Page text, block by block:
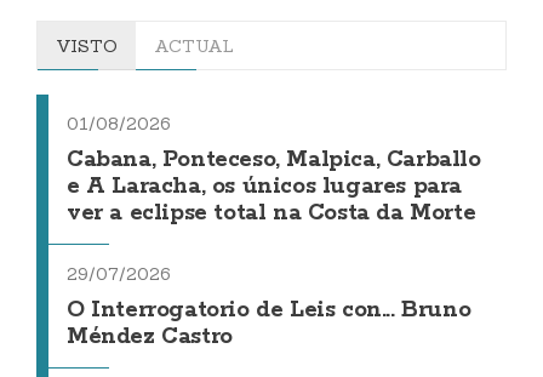
VISTO ACTUAL
01/08/2026
Cabana, Ponteceso, Malpica, Carballo
e A Laracha, os únicos lugares para
ver a eclipse total na Costa da Morte
29/07/2026
O Interrogatorio de Leis con... Bruno
Méndez Castro